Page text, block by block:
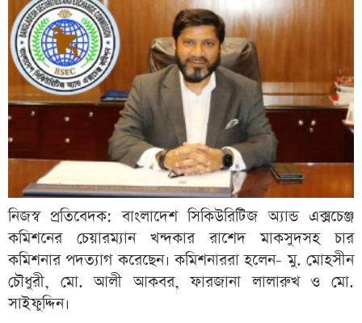
নিজস্ব প্রতিবেদক: বাংলাদেশ সিকিউরিটিজ অ্যান্ড এক্সচেঞ্জ
কমিশনের চেয়ারম্যান খন্দকার রাশেদ মাকসুদসহ চার
কমিশনার পদত্যাগ করেছেন। কমিশনাররা হলেন- মু. মোহসীন
চৌধুরী, মো. আলী আকবর, ফারজানা লালারুখ ও মো.
সাইফুদ্দিন।